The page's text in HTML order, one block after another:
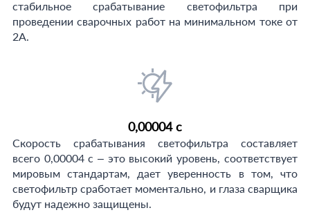
стабильное срабатывание светофильтра при
проведении сварочных работ на минимальном токе от
2А.
0,00004 с
Скорость срабатывания светофильтра составляет
всего 0,00004 с – это высокий уровень, соответствует
мировым стандартам, дает уверенность в том, что
светофильтр сработает моментально, и глаза сварщика
будут надежно защищены.